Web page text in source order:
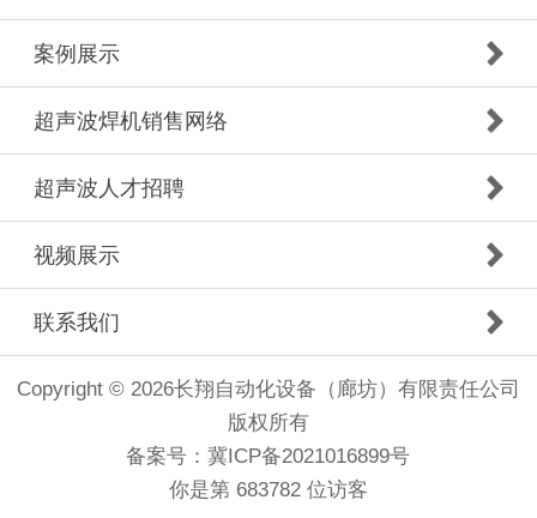
案例展示
超声波焊机销售网络
超声波人才招聘
视频展示
联系我们
Copyright © 2026长翔自动化设备（廊坊）有限责任公司
版权所有
备案号：冀ICP备2021016899号
你是第 683782 位访客